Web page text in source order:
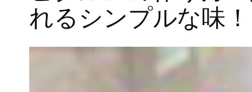
れるシンプルな味！